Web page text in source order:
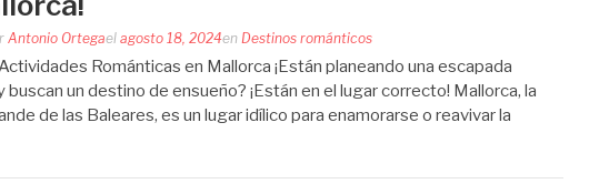
Antonio Ortegael agosto 18, 2024en Destinos románticos
Románticas en Mallorca ¡Están planeando una escapada
buscan un destino de ensueño? ¡Están en el lugar correcto! Mallorca, la
de las Baleares, es un lugar idílico para enamorarse o reavivar la